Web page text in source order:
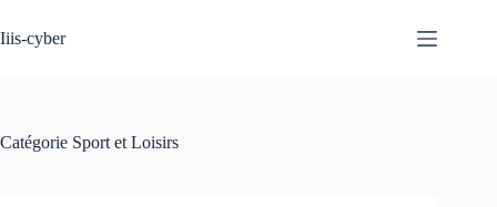
au
contenu
Iiis-cyber
Catégorie Sport et Loisirs